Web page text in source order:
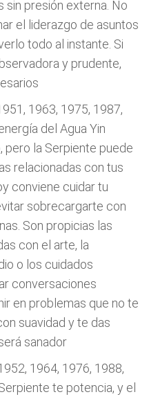
sin presión externa. No
el liderazgo de asuntos
todo al instante. Si
y prudente,
1963, 1975, 1987,
del Agua Yin
pero la Serpiente puede
relacionadas con tus
conviene cuidar tu
sobrecargarte con
Son propicias las
con el arte, la
o los cuidados
conversaciones
en problemas que no te
suavidad y te das
sanador
1964, 1976, 1988,
te potencia, y el